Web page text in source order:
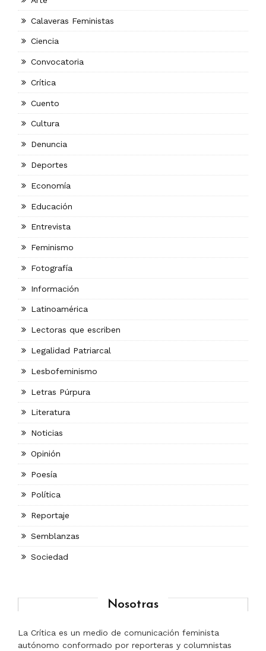
Calaveras Feministas
Ciencia
Convocatoria
Crítica
Cuento
Cultura
Denuncia
Deportes
Economía
Educación
Entrevista
Feminismo
Fotografía
Información
Latinoamérica
Lectoras que escriben
Legalidad Patriarcal
Lesbofeminismo
Letras Púrpura
Literatura
Noticias
Opinión
Poesía
Política
Reportaje
Semblanzas
Sociedad
Nosotras
La Crítica es un medio de comunicación feminista
autónomo conformado por reporteras y columnistas